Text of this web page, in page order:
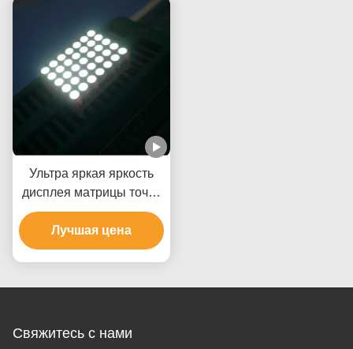
Ультра яркая яркость
дисплея матрицы точки
5кс7 красного цвета
2.0мм высокая
Лучшая цена
Свяжитесь с нами